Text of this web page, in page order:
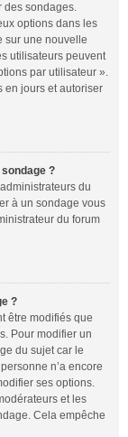
des sondages.
options dans les
sur une nouvelle
utilisateurs peuvent
par utilisateur ».
en jours et autoriser
?
du
à un sondage vous
du forum
?
être modifiés que
Pour modifier un
du sujet car le
n’a encore
ses options.
et les
Cela empêche